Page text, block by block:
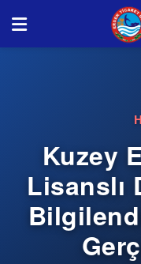
Kuzey
Lisanslı